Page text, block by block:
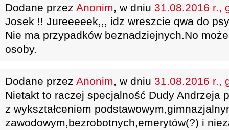
Dodane przez Anonim, w dniu 31.08.2016 r.,
Josek !! Jureeeeek,,, idz wreszcie qwa do
Nie ma przypadków beznadziejnych.No
osoby.
Dodane przez Anonim, w dniu 31.08.2016 r.,
Nietakt to raczej specjalność Dudy Andrzeja
z wykształceniem
zawodowym,bezrobotnych,emerytów(?) i